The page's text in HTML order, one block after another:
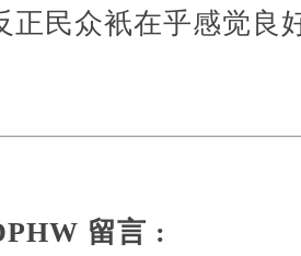
正民众衹在乎感觉良
留言 :